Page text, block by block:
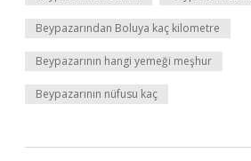
Beypazarından Boluya kaç kilometre
Beypazarının hangi yemeği meşhur
Beypazarının nüfusu kaç